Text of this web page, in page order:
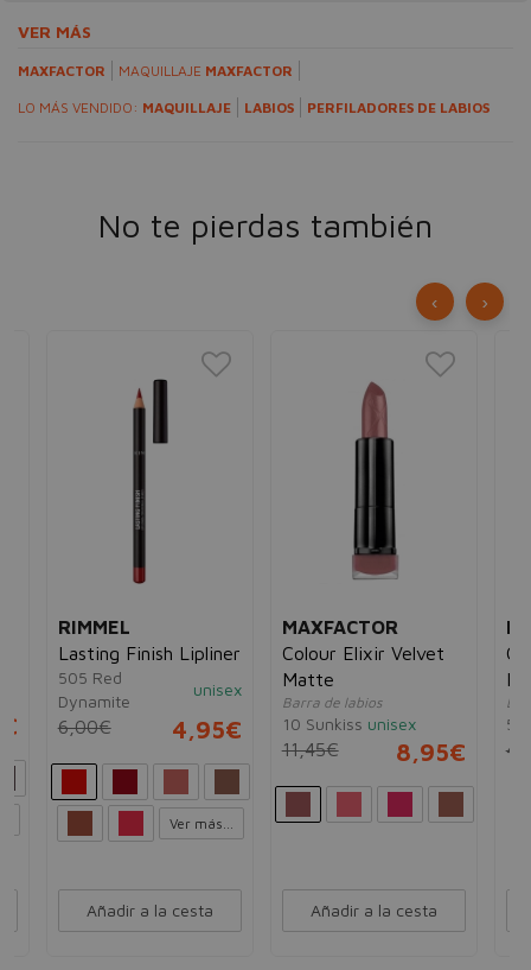
VER MÁS
MAXFACTOR MAQUILLAJE MAXFACTOR
LO MÁS VENDIDO: MAQUILLAJE LABIOS PERFILADORES DE LABIOS
No te pierdas también
RIMMEL
Lasting Finish Lipliner
505 Red
Dynamite
unisex
6,00€ 4,95€
Ver más...
Añadir a la cesta
MAXFACTOR
Colour Elixir Velvet
Matte
Barra de labios
10 Sunkiss unisex
11,45€ 8,95€
Añadir a la cesta
‹ ›